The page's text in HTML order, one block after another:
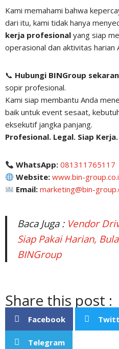
Kami memahami bahwa
dari itu, kami tidak hanya
kerja profesional yang siap
operasional dan aktivitas harian
📞 Hubungi BINGroup
sopir profesional.
Kami siap membantu Anda
baik untuk event sesaat,
eksekutif jangka panjang.
Profesional. Legal. Siap
WhatsApp: 081311765117
Website: www.bin-
Email: marketing@bin-
Baca Juga : Vendor
Siap Pakai Harian,
BINGroup
Share this post :
Facebook
Telegram